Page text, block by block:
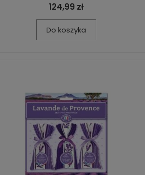
124,99 zł
Do koszyka